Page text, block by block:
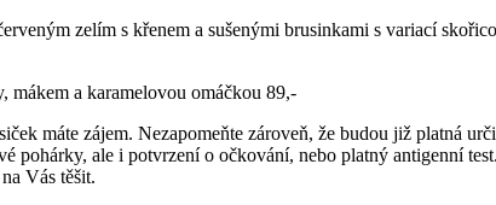
zelím s křenem a sušenými brusinkami s variací
a karamelovou omáčkou 89,-
máte zájem. Nezapomeňte zároveň, že budou již platná
pohárky, ale i potvrzení o očkování, nebo platný antigenní
Vás těšit.